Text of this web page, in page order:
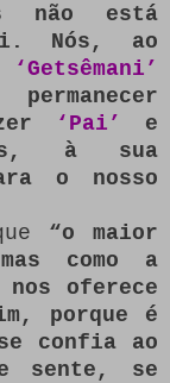
não está
Nós, ao
‘Getsêmani’
‘Pai’
e
à sua
o nosso
“o maior
como a
oferece
porque é
confia ao
sente, se